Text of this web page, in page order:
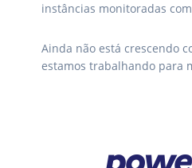
instâncias monitoradas
Ainda não está crescendo
estamos trabalhando para